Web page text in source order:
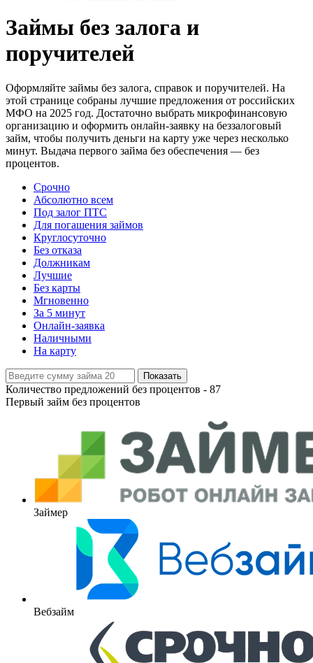
Займы без залога и
поручителей
Оформляйте займы без залога, справок и поручителей. На
этой странице собраны лучшие предложения от российских
МФО на 2025 год. Достаточно выбрать микрофинансовую
организацию и оформить онлайн-заявку на беззалоговый
займ, чтобы получить деньги на карту уже через несколько
минут. Выдача первого займа без обеспечения — без
процентов.
Срочно
Абсолютно всем
Под залог ПТС
Для погашения займов
Круглосуточно
Без отказа
Должникам
Лучшие
Без карты
Мгновенно
За 5 минут
Онлайн-заявка
Наличными
На карту
Показать
Количество предложений без процентов - 87
Первый займ без процентов
Займер
Вебзайм